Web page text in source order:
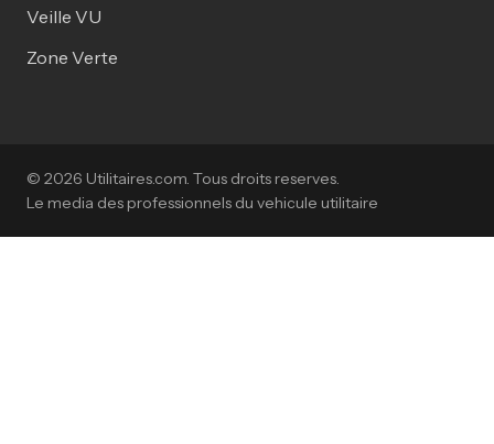
Veille VU
Zone Verte
© 2026 Utilitaires.com. Tous droits reserves.
Le media des professionnels du vehicule utilitaire